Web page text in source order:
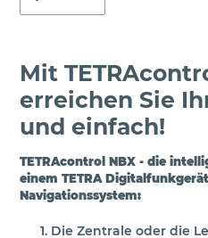
Mit
erreichen Sie
und einfach!
TETRAcontrol NBX - die
einem TETRA
Navigationssystem:
Die Zentrale oder die